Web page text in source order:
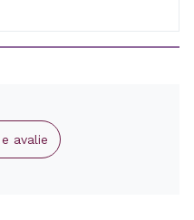
avalie